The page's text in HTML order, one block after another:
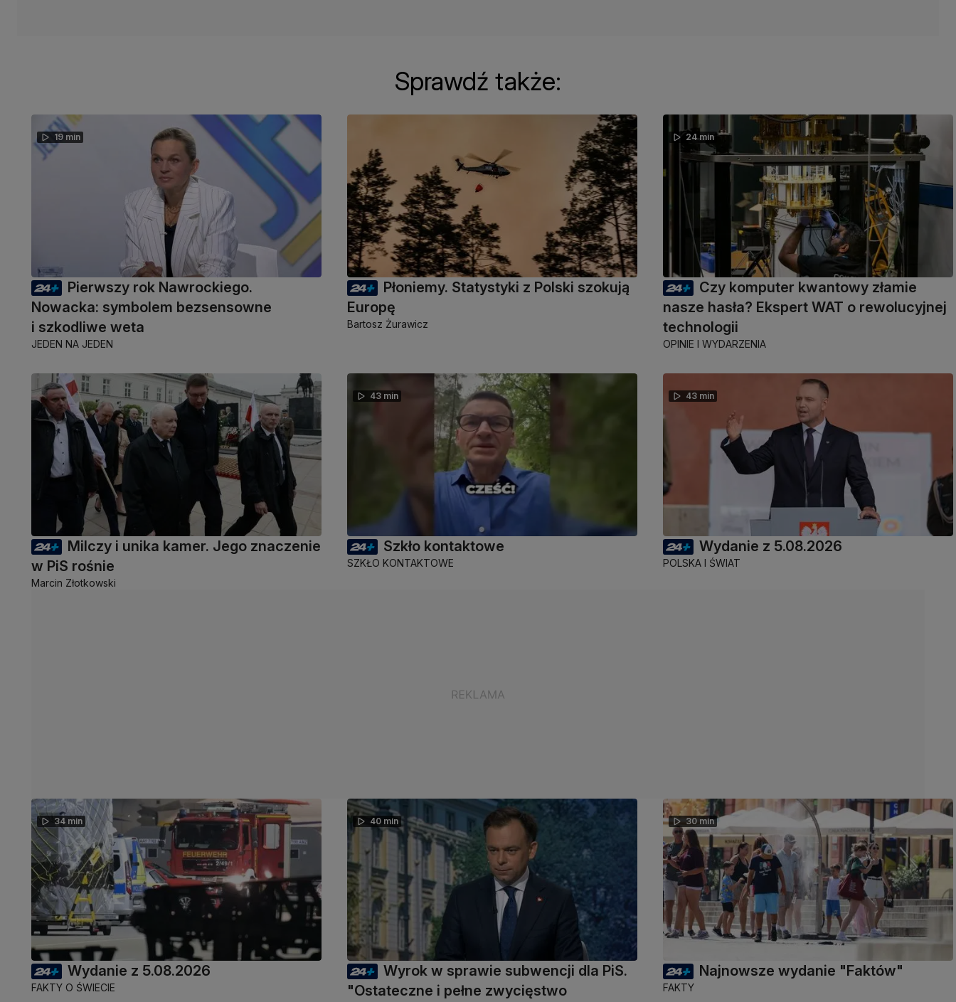
Sprawdź także:
19 min
Pierwszy rok Nawrockiego.
Nowacka: symbolem bezsensowne
i szkodliwe weta
JEDEN NA JEDEN
Płoniemy. Statystyki z Polski szokują
Europę
Bartosz Żurawicz
24 min
Czy komputer kwantowy złamie
nasze hasła? Ekspert WAT o rewolucyjnej
technologii
OPINIE I WYDARZENIA
Milczy i unika kamer. Jego znaczenie
w PiS rośnie
Marcin Złotkowski
43 min
Szkło kontaktowe
SZKŁO KONTAKTOWE
43 min
Wydanie z 5.08.2026
POLSKA I ŚWIAT
34 min
Wydanie z 5.08.2026
FAKTY O ŚWIECIE
40 min
Wyrok w sprawie subwencji dla PiS.
"Ostateczne i pełne zwycięstwo
30 min
Najnowsze wydanie "Faktów"
FAKTY